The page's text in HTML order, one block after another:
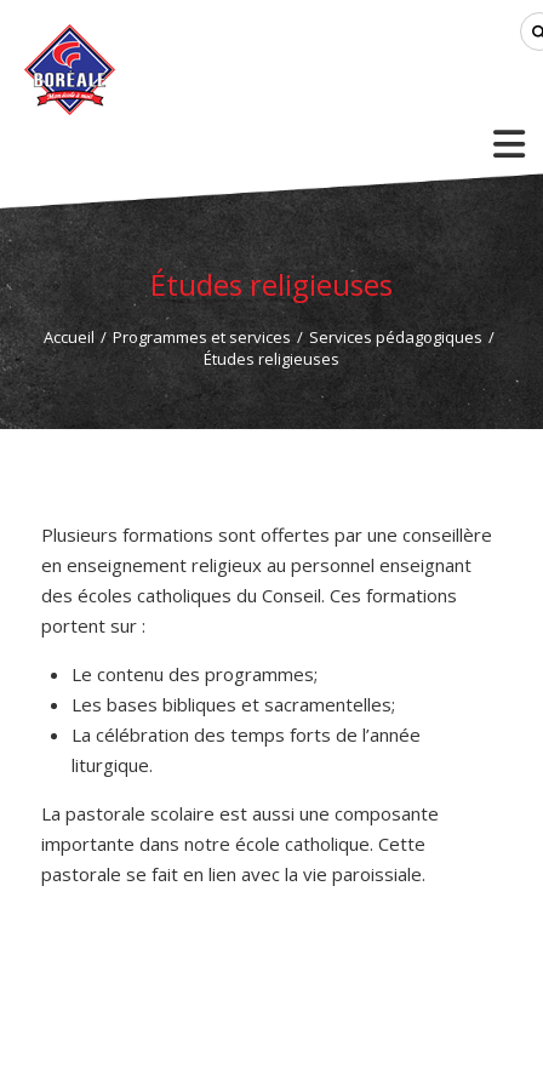
Études religieuses
Accueil / Programmes et services / Services pédagogiques /
Études religieuses
Plusieurs formations sont offertes par une conseillère
en enseignement religieux au personnel enseignant
des écoles catholiques du Conseil. Ces formations
portent sur :
Le contenu des programmes;
Les bases bibliques et sacramentelles;
La célébration des temps forts de l’année
liturgique.
La pastorale scolaire est aussi une composante
importante dans notre école catholique. Cette
pastorale se fait en lien avec la vie paroissiale.